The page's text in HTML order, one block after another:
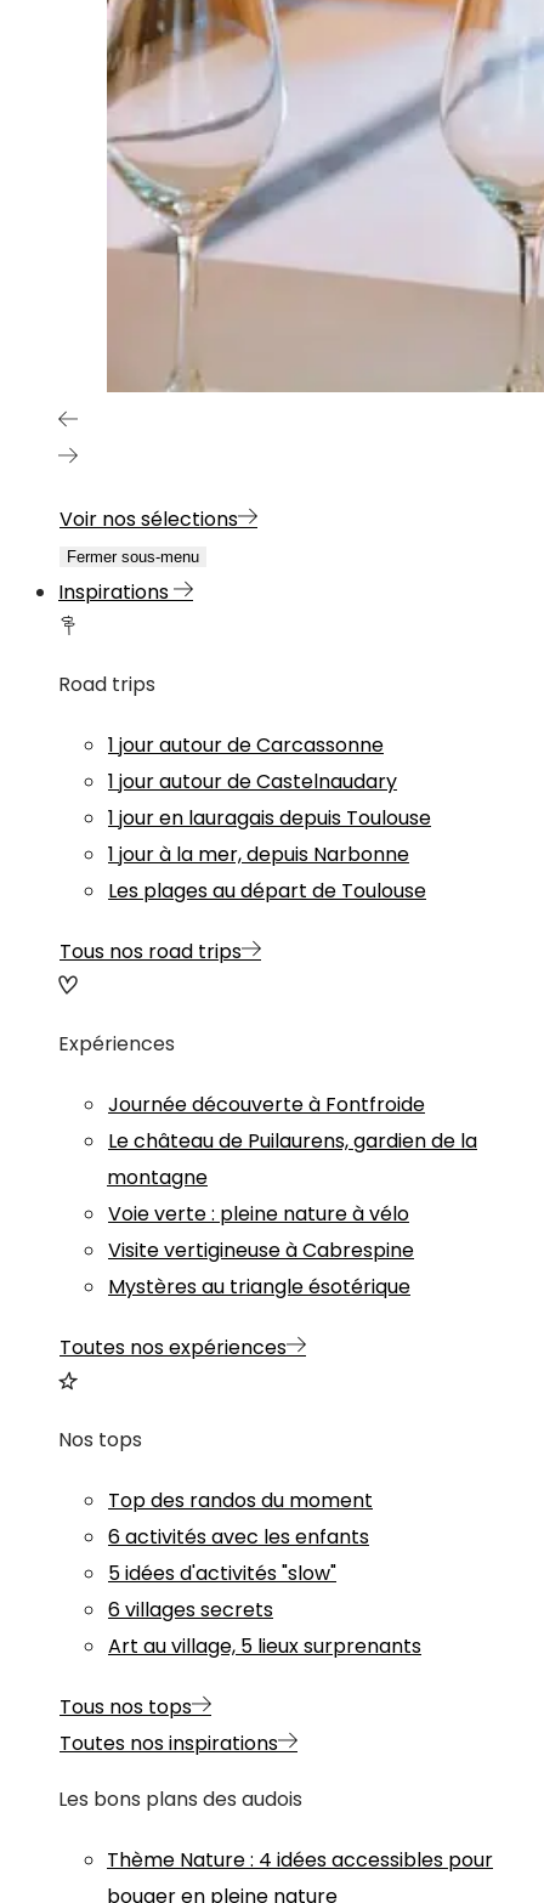
Voir nos sélections
Fermer sous-menu
Inspirations
Road trips
1 jour autour de Carcassonne
1 jour autour de Castelnaudary
1 jour en lauragais depuis Toulouse
1 jour à la mer, depuis Narbonne
Les plages au départ de Toulouse
Tous nos road trips
Expériences
Journée découverte à Fontfroide
Le château de Puilaurens, gardien de la
montagne
Voie verte : pleine nature à vélo
Visite vertigineuse à Cabrespine
Mystères au triangle ésotérique
Toutes nos expériences
Nos tops
Top des randos du moment
6 activités avec les enfants
5 idées d'activités "slow"
6 villages secrets
Art au village, 5 lieux surprenants
Tous nos tops
Toutes nos inspirations
Les bons plans des audois
Thème Nature: 4 idées accessibles pour
bouger en pleine nature